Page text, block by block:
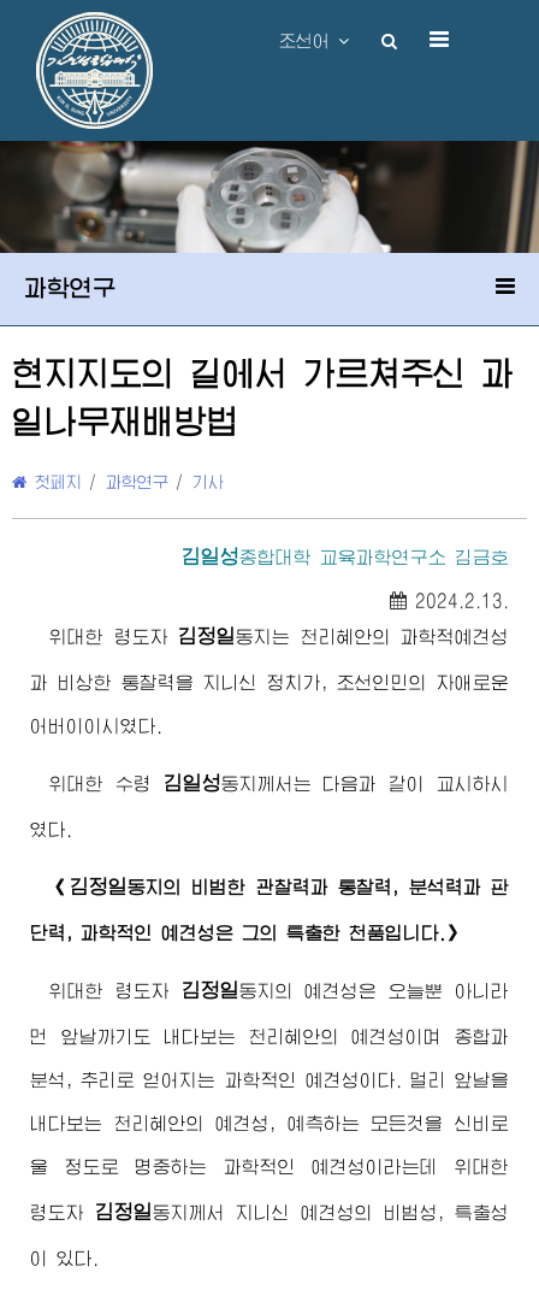
조선어
과학연구
현지지도의 길에서 가르쳐주신 과
일나무재배방법
첫페지 / 과학연구 / 기사
김일성종합대학 교육과학연구소 김금호
2024.2.13.
위대한
령도자 김정일동지 는 천리혜안의 과학적예견성
과 비상한 통찰력을 지니신 정치가, 조선인민의 자애로운
어버이 이시였다.
위대한 수령 김일성동지께서 는 다음과 같이 교시하시
였다.
《 김정일동지 의 비범한 관찰력과 통찰력, 분석력과 판
단력, 과학적인 예견성은 그의 특출한 천품입니다.》
위대한 령도자 김정일동지 의 예견성은 오늘뿐 아니라
먼 앞날까기도 내다보는 천리혜안의 예견성이며 종합과
분석, 추리로 얻어지는 과학적인 예견성이다. 멀리 앞날을
내다보는 천리혜안의 예견성, 예측하는 모든것을 신비로
울 정도로 명중하는 과학적인 예견성이라는데 위대한
령도자 김정일동지께서 지니신 예견성의 비범성, 특출성
이 있다.